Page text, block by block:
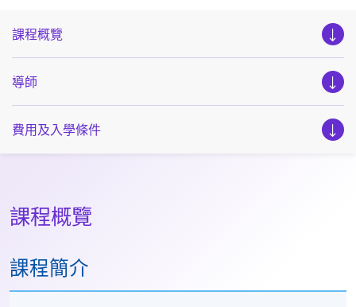
課程概覽
導師
費用及入學條件
課程概覽
課程簡介